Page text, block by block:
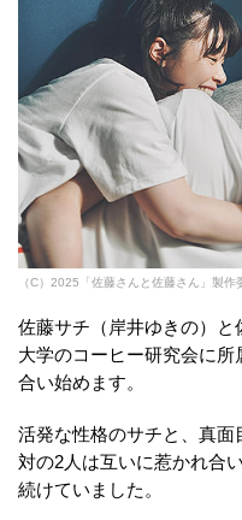
（C）2025「佐藤さんと佐藤さん」製作
佐藤サチ（岸井ゆきの）と
大学のコーヒー研究会に所
合い始めます。
活発な性格のサチと、真面
対の2人は互いに惹かれ合
続けていました。